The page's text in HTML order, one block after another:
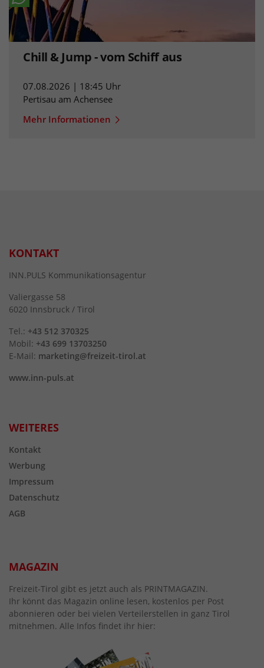
Chill & Jump - vom Schiff aus
07.08.2026 | 18:45 Uhr
Pertisau am Achensee
Mehr Informationen
KONTAKT
INN.PULS Kommunikationsagentur
Valiergasse 58
6020 Innsbruck / Tirol
Tel.: +43 512 370325
Mobil: +43 699 13703250
E-Mail: marketing@freizeit-tirol.at
www.inn-puls.at
WEITERES
Kontakt
Werbung
Impressum
Datenschutz
AGB
MAGAZIN
Freizeit-Tirol gibt es jetzt auch als PRINTMAGAZIN.
Ihr könnt das Magazin online lesen, kostenlos per Post
abonnieren oder bei vielen Verteilerstellen in ganz Tirol
mitnehmen. Alle Infos findet ihr hier: